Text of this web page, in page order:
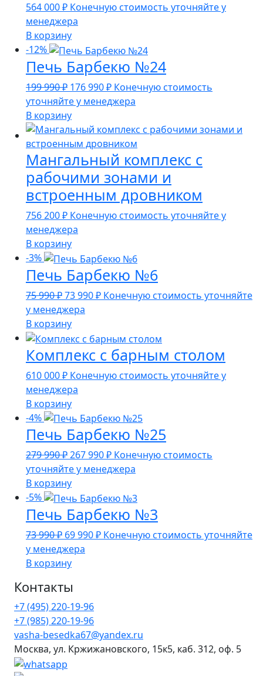
564 000₽ Конечную стоимость уточняйте у
менеджера
В корзину
-12%
Печь Барбекю №24
199 990₽ Первоначальная
цена
составляла
199
990 ₽.
176 990₽Текущая
цена:
990 ₽.
Конечную стоимость
уточняйте у менеджера
В корзину
Мангальный комплекс с
рабочими зонами и
встроенным дровником
756 200₽ Конечную стоимость уточняйте у
менеджера
В корзину
-3%
Печь Барбекю №6
75 990₽Первоначальная
цена
составляла
75
990 ₽.
73 990₽Текущая
990 ₽.
Конечную стоимость уточняйте
у менеджера
В корзину
Комплекс с барным столом
610 000₽ Конечную стоимость уточняйте у
менеджера
В корзину
-4%
Печь Барбекю №25
279 990₽ Первоначальная
цена
составляла
279
990 ₽.
267 990₽Текущая
цена:
990 ₽.
Конечную стоимость
уточняйте у менеджера
В корзину
-5%
Печь Барбекю №3
73 990₽ Первоначальная
цена
составляла
990 ₽.
69 990₽Текущая
Конечную стоимость уточняйте
у менеджера
В корзину
Контакты
+7 (495) 220-19-96
+7 (985) 220-19-96
vasha-besedka67@yandex.ru
Москва, ул. Кржижановского, 15к5, каб. 312, оф. 5